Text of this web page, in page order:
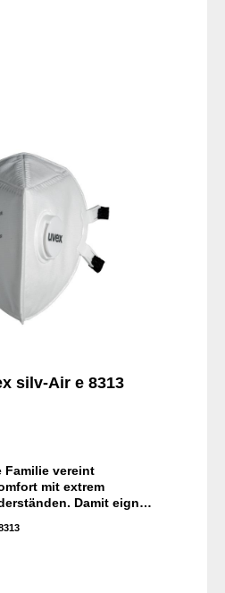
silv-Air e 8313
Familie vereint
mit extrem
Damit eignen
Die uvex